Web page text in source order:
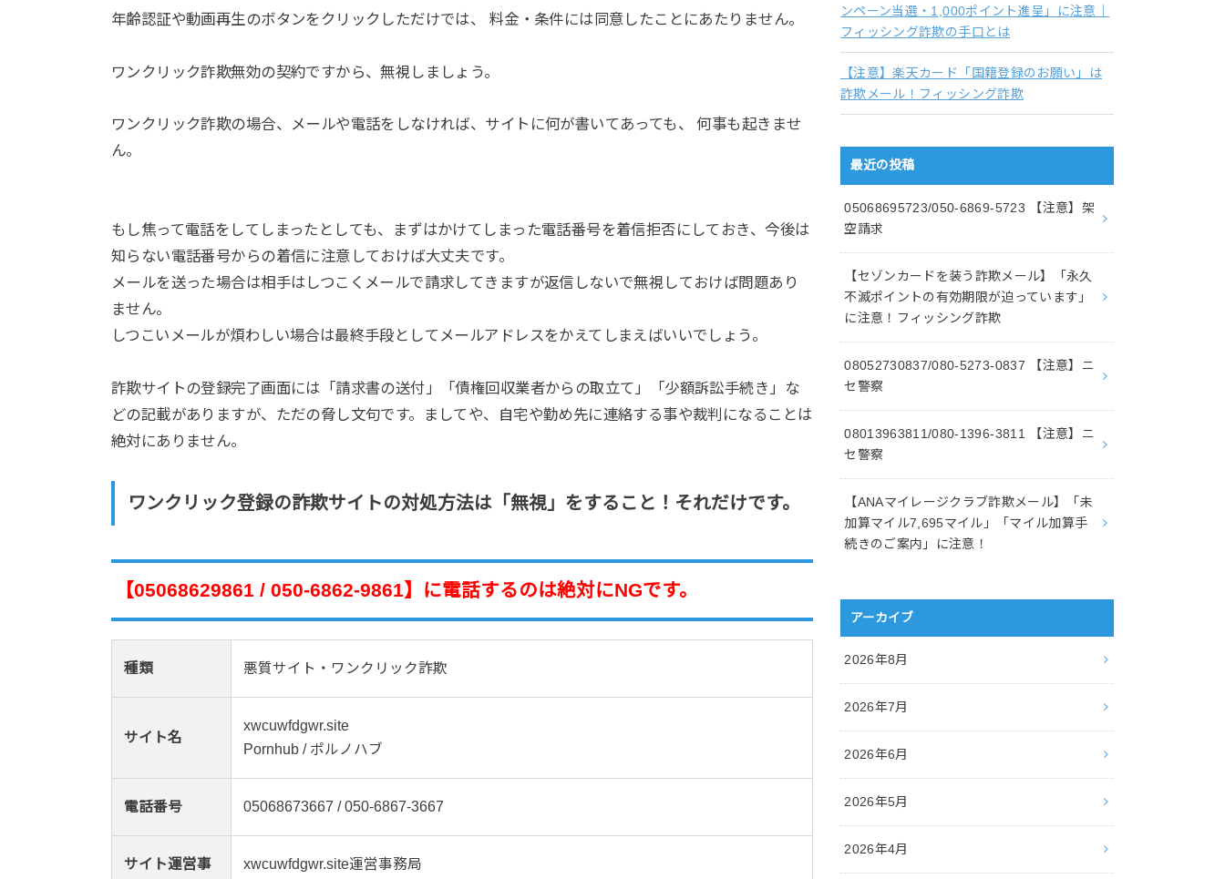
年齢認証や動画再生のボタンをクリックしただけでは、 料金・条件には同意したことにあたりません。
ワンクリック詐欺無効の契約ですから、無視しましょう。
ワンクリック詐欺の場合、メールや電話をしなければ、サイトに何が書いてあっても、 何事も起きませ
ん。
もし焦って電話をしてしまったとしても、まずはかけてしまった電話番号を着信拒否にしておき、今後は
知らない電話番号からの着信に注意しておけば大丈夫です。
メールを送った場合は相手はしつこくメールで請求してきますが返信しないで無視しておけば問題あり
ません。
しつこいメールが煩わしい場合は最終手段としてメールアドレスをかえてしまえばいいでしょう。
詐欺サイトの登録完了画面には「請求書の送付」「債権回収業者からの取立て」「少額訴訟手続き」な
どの記載がありますが、ただの脅し文句です。ましてや、自宅や勤め先に連絡する事や裁判になることは
絶対にありません。
ワンクリック登録の詐欺サイトの対処方法は「無視」をすること！それだけです。
【05068629861 / 050-6862-9861】に電話するのは絶対にNGです。
種類 悪質サイト・ワンクリック詐欺
サイト名
xwcuwfdgwr.site
Pornhub / ポルノハブ
電話番号 05068673667 / 050-6867-3667
サイト運営事
xwcuwfdgwr.site運営事務局
ンペーン当選・1,000ポイント進呈」に注意｜
フィッシング詐欺の手口とは
【注意】楽天カード「国籍登録のお願い」は
詐欺メール！フィッシング詐欺
最近の投稿
05068695723/050-6869-5723 【注意】架
空請求
【セゾンカードを装う詐欺メール】「永久
不滅ポイントの有効期限が迫っています」
に注意！フィッシング詐欺
08052730837/080-5273-0837 【注意】ニ
セ警察
08013963811/080-1396-3811 【注意】ニ
セ警察
【ANAマイレージクラブ詐欺メール】「未
加算マイル7,695マイル」「マイル加算手
続きのご案内」に注意！
アーカイブ
2026年8月
2026年7月
2026年6月
2026年5月
2026年4月